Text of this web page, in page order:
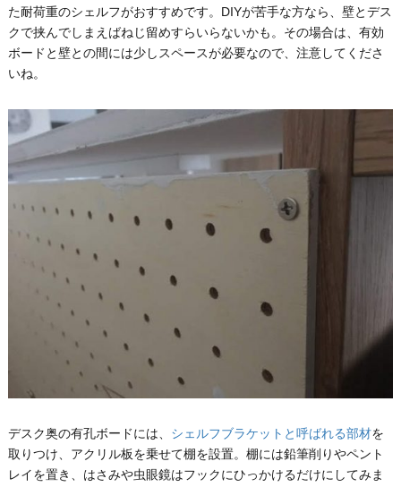
た耐荷重のシェルフがおすすめです。DIYが苦手な方なら、壁とデス
クで挟んでしまえばねじ留めすらいらないかも。その場合は、有効
ボードと壁との間には少しスペースが必要なので、注意してくださ
いね。
デスク奥の有孔ボードには、 シェルフブラケットと呼ばれる部材を
取りつけ、アクリル板を乗せて棚を設置。棚には鉛筆削りやペント
レイを置き、はさみや虫眼鏡はフックにひっかけるだけにしてみま